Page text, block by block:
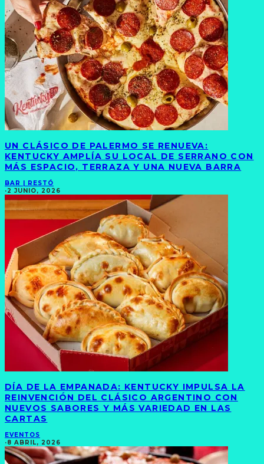
UN CLÁSICO DE PALERMO SE RENUEVA:
KENTUCKY AMPLÍA SU LOCAL DE SERRANO CON
MÁS ESPACIO, TERRAZA Y UNA NUEVA BARRA
BAR | RESTÓ
·2 JUNIO, 2026
DÍA DE LA EMPANADA: KENTUCKY IMPULSA LA
REINVENCIÓN DEL CLÁSICO ARGENTINO CON
NUEVOS SABORES Y MÁS VARIEDAD EN LAS
CARTAS
EVENTOS
·8 ABRIL, 2026